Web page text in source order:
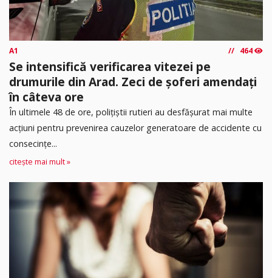
A1 464
Se intensifică verificarea vitezei pe
drumurile din Arad. Zeci de șoferi amendați
în câteva ore
În ultimele 48 de ore, polițiștii rutieri au desfășurat mai multe
acțiuni pentru prevenirea cauzelor generatoare de accidente cu
consecințe...
citește mai mult »